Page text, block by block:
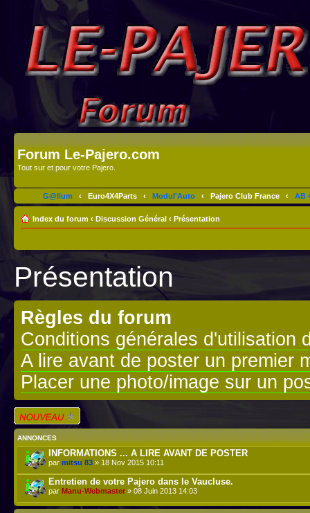
Forum Le-Pajero.com
Tout sur et pour votre Pajero.
G@lium ‹ Euro4X4Parts ‹ Modul'Auto ‹ Pajero Club France ‹ AB
Index du forum ‹ Discussion Général ‹ Présentation
Présentation
Règles du forum
Conditions générales d'utilisation
A lire avant de poster un premier
Placer une photo/image sur un
Écrire un nouveau
sujet
ANNONCES
INFORMATIONS ... A LIRE AVANT DE POSTER
par mitsu 83 » 18 Nov 2015 10:11
Entretien de votre Pajero dans le Vaucluse.
par Manu-Webmaster » 08 Juin 2013 14:03